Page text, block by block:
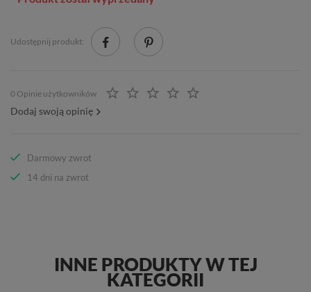
Udostępnij produkt:
0 Opinie użytkowników
Dodaj swoją opinię
Darmowy zwrot
14 dni na zwrot
INNE PRODUKTY W TEJ
KATEGORII